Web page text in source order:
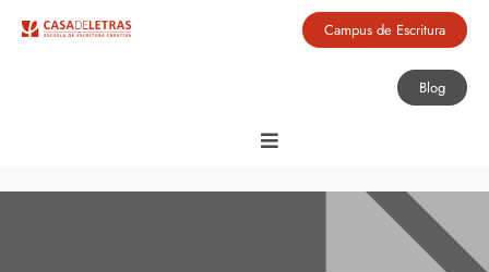
Campus de Escritura
Blog